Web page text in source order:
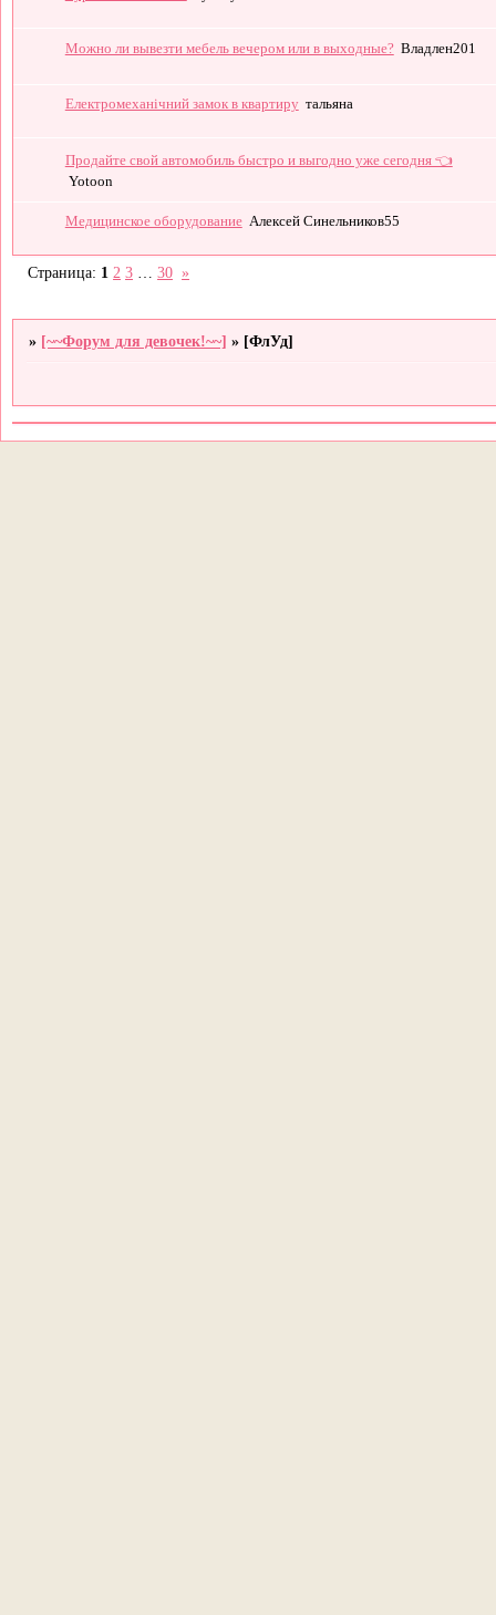
Можно ли вывезти мебель вечером или в выходные? Владлен201
Електромеханічний замок в квартиру тальяна
Продайте свой автомобиль быстро и выгодно уже сегодня 👈
Yotoon
Медицинское оборудование Алексей Синельников55
Страница: 1 2 3 … 30 »
» [~~Форум для девочек!~~] » [ФлУд]